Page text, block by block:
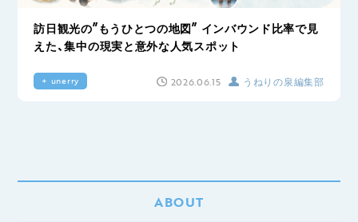
訪日観光の”もうひとつの地図” インバウンド比率で見
えた、集中の現実と意外な人気スポット
+ unerry 2026.06.15 うねりの泉編集部
ABOUT